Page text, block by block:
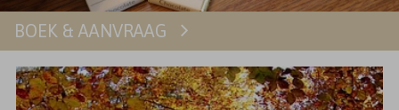
BOEK & AANVRAAG